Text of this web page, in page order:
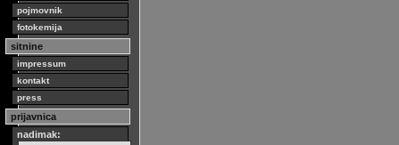
pojmovnik
fotokemija
sitnine
impressum
kontakt
press
prijavnica
nadimak: